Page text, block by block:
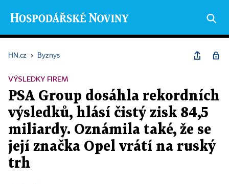
HN.cz › Byznys
VÝSLEDKY FIREM
PSA Group dosáhla rekordních
výsledků, hlásí čistý zisk 84,5
miliardy. Oznámila také, že se
její značka Opel vrátí na ruský
trh